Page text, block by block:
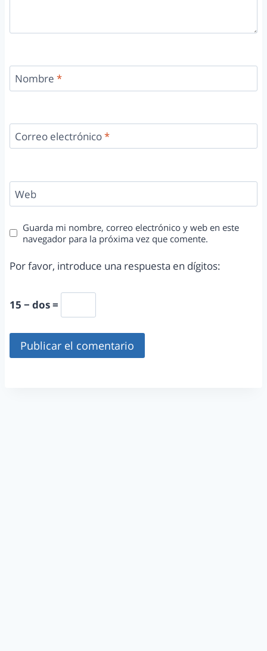
Nombre *
Correo electrónico*
Web
Guarda mi nombre, correo electrónico y web en este
navegador para la próxima vez que comente.
Por favor, introduce una respuesta en dígitos:
15 − dos =